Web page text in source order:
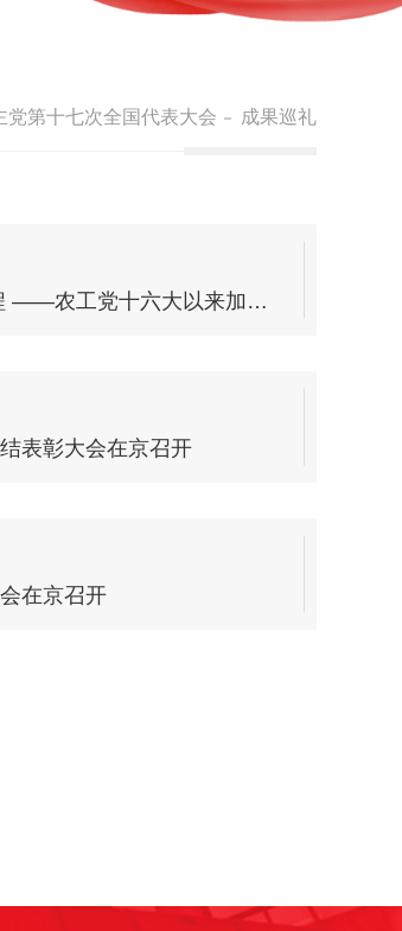
党第十七次全国代表大会 成果巡礼
赓续合作守初心 携手奋进新征程 ——农工党十六大以来加强参政党建设综述
表彰大会在京召开
在京召开